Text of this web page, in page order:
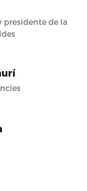
presidente de la